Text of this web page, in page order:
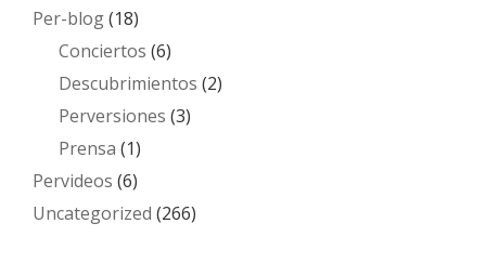
Per-blog(18)
Conciertos (6)
Descubrimientos (2)
Perversiones (3)
Prensa (1)
Pervideos (6)
Uncategorized (266)